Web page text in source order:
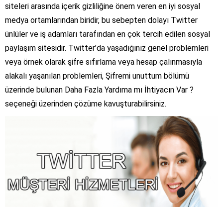
siteleri arasında içerik gizliliğine önem veren en iyi sosyal
medya ortamlarından biridir, bu sebepten dolayı Twitter
ünlüler ve iş adamları tarafından en çok tercih edilen sosyal
paylaşım sitesidir. Twitter’da yaşadığınız genel problemleri
veya örnek olarak şifre sıfırlama veya hesap çalınmasıyla
alakalı yaşanılan problemleri, Şifremi unuttum bölümü
üzerinde bulunan Daha Fazla Yardıma mı İhtiyacın Var ?
seçeneği üzerinden çözüme kavuşturabilirsiniz.